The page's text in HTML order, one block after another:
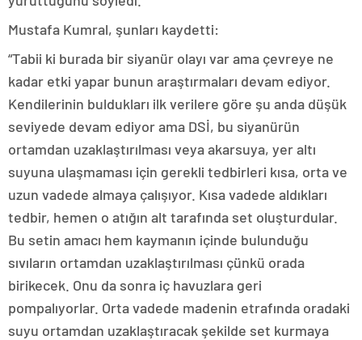
Mustafa Kumral, şunları kaydetti:
“Tabii ki burada bir siyanür olayı var ama çevreye ne
kadar etki yapar bunun araştırmaları devam ediyor.
Kendilerinin buldukları ilk verilere göre şu anda düşük
seviyede devam ediyor ama DSİ, bu siyanürün
ortamdan uzaklaştırılması veya akarsuya, yer altı
suyuna ulaşmaması için gerekli tedbirleri kısa, orta ve
uzun vadede almaya çalışıyor. Kısa vadede aldıkları
tedbir, hemen o atığın alt tarafında set oluşturdular.
Bu setin amacı hem kaymanın içinde bulunduğu
sıvıların ortamdan uzaklaştırılması çünkü orada
birikecek. Onu da sonra iç havuzlara geri
pompalıyorlar. Orta vadede madenin etrafında oradaki
suyu ortamdan uzaklaştıracak şekilde set kurmaya